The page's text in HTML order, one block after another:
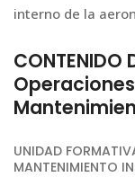
interno de la
CONTENIDO
UNIDAD
MANTENIMIENTO